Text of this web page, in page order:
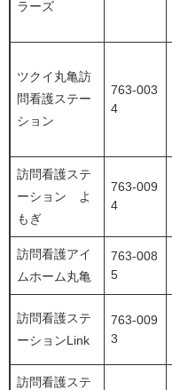
ラーズ
ツクイ丸亀訪
問看護ステー
ション
763-003
4
訪問看護ステ
ーション よ
もぎ
763-009
4
訪問看護アイ
ムホーム丸亀
763-008
5
訪問看護ステ
ーションLink
763-009
3
訪問看護ステ